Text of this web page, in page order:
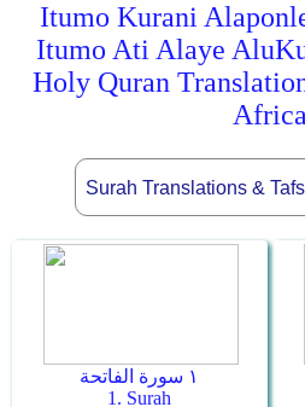
Itumo Kurani
Itumo Ati Alaye
Holy Quran
Africa
١ سورة الفاتحة
1. Surah